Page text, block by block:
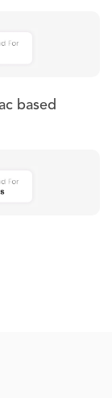
based